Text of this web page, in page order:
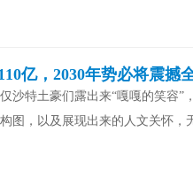
亿，2030年势必将震撼
沙特土豪们露出来“嘎嘎的笑容
图，以及展现出来的人文关怀